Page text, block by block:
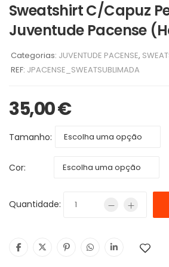
Sweatshirt C/Capuz
Juventude Pacense
Categorias: JUVENTUDE PACENSE,
REF: JPACENSE_SWEATSUBLIMADA
35,00€
Tamanho:
Cor:
Quantidade: